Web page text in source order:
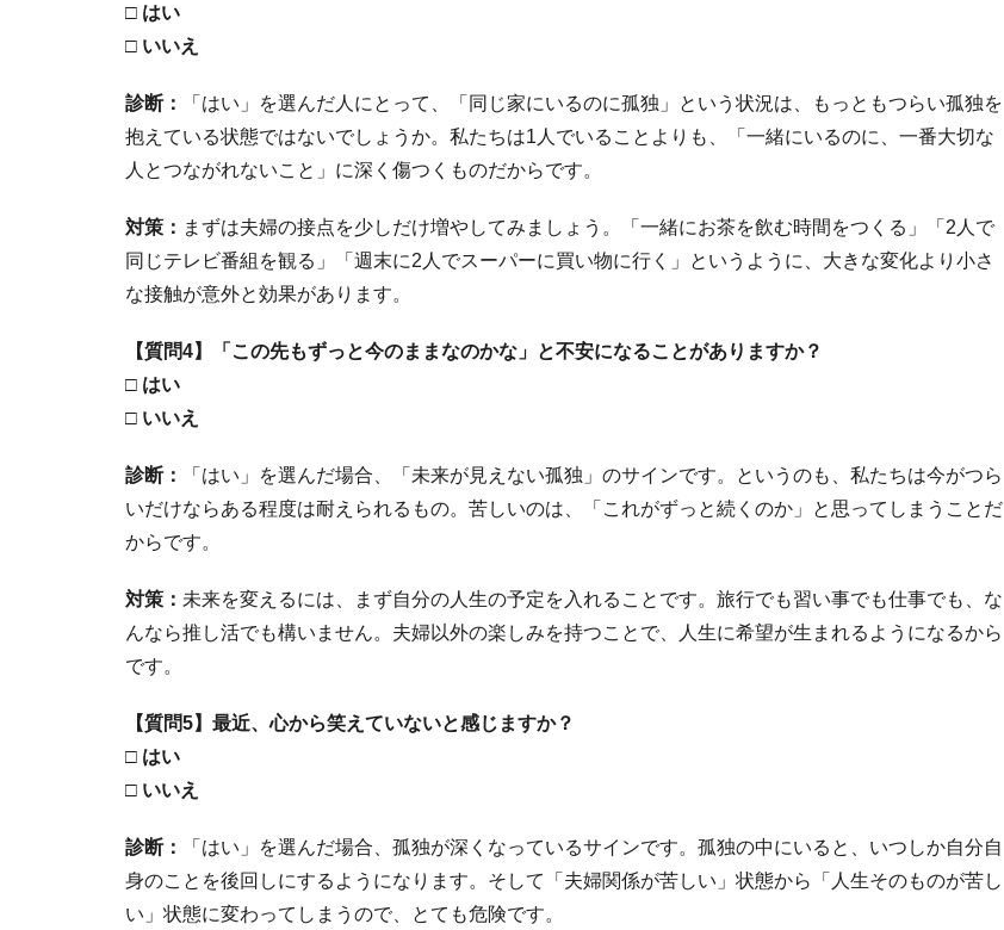
□ はい
□ いいえ
診断：
「はい」を選んだ人にとって、「同じ家にいるのに孤独」という状況は、もっともつらい孤独を
抱えている状態ではないでしょうか。私たちは1人でいることよりも、「一緒にいるのに、一番大切な
人とつながれないこと」に深く傷つくものだからです。
対策： まずは夫婦の接点を少しだけ増やしてみましょう。「一緒にお茶を飲む時間をつくる」「2人で
同じテレビ番組を観る」「週末に2人でスーパーに買い物に行く」というように、大きな変化より小さ
な接触が意外と効果があります。
【質問4】「この先もずっと今のままなのかな」と不安になることがありますか？
□ はい
□ いいえ
診断：
「はい」を選んだ場合、「未来が見えない孤独」のサインです。というのも、私たちは今がつら
いだけならある程度は耐えられるもの。苦しいのは、「これがずっと続くのか」と思ってしまうことだ
からです。
対策： 未来を変えるには、まず自分の人生の予定を入れることです。旅行でも習い事でも仕事でも、な
んなら推し活でも構いません。夫婦以外の楽しみを持つことで、人生に希望が生まれるようになるから
です。
【質問5】最近、心から笑えていないと感じますか？
□ はい
□ いいえ
診断：
「はい」を選んだ場合、孤独が深くなっているサインです。孤独の中にいると、いつしか自分自
身のことを後回しにするようになります。そして「夫婦関係が苦しい」状態から「人生そのものが苦し
い」状態に変わってしまうので、とても危険です。